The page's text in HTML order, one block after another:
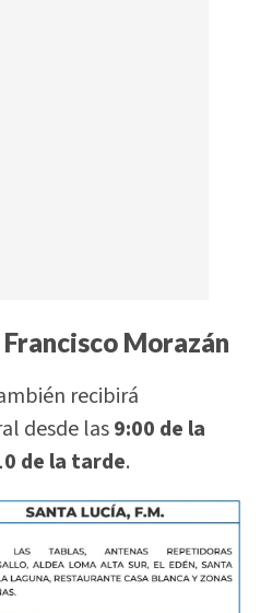
Morazán
recibirá
desde las9:00 de la
de la tarde.